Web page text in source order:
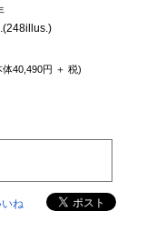
体40,490円 ＋ 税)
いね